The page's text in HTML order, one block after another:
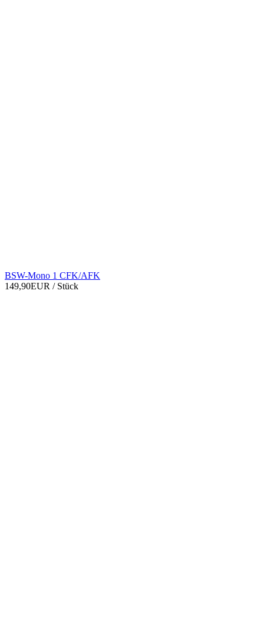
BSW-Mono 1 CFK/AFK
149,90EUR / Stück